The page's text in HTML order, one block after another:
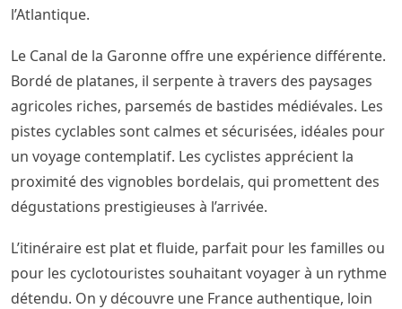
l’Atlantique.
Le Canal de la Garonne offre une expérience différente.
Bordé de platanes, il serpente à travers des paysages
agricoles riches, parsemés de bastides médiévales. Les
pistes cyclables sont calmes et sécurisées, idéales pour
un voyage contemplatif. Les cyclistes apprécient la
proximité des vignobles bordelais, qui promettent des
dégustations prestigieuses à l’arrivée.
L’itinéraire est plat et fluide, parfait pour les familles ou
pour les cyclotouristes souhaitant voyager à un rythme
détendu. On y découvre une France authentique, loin